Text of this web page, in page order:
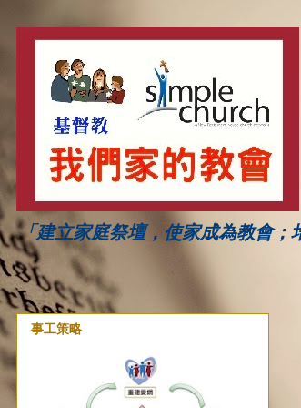
「建立家庭祭壇，使家成為教會；
事工策略